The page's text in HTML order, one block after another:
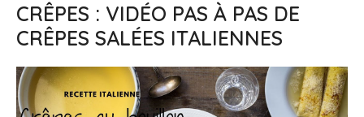
CRÊPES : VIDÉO PAS À PAS DE
CRÊPES SALÉES ITALIENNES